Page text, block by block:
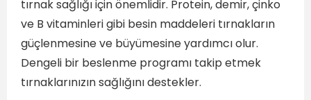
tırnak sağlığı için önemlidir. Protein, demir, çinko
ve B vitaminleri gibi besin maddeleri tırnakların
güçlenmesine ve büyümesine yardımcı olur.
Dengeli bir beslenme programı takip etmek
tırnaklarınızın sağlığını destekler.